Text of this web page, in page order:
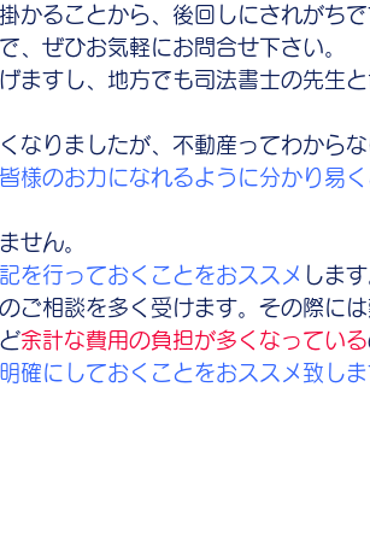
かることから、後回しにされがちで
、ぜひお気軽にお問合せ下さい。
ますし、地方でも司法書士の先生
なりましたが、不動産ってわから
様のお力になれるように分かり易
せん。
を行っておくことをおススメ します
ご相談を多く受けます。その際に
余計な費用の負担が多くなっている
確にしておくことをおススメ致しま